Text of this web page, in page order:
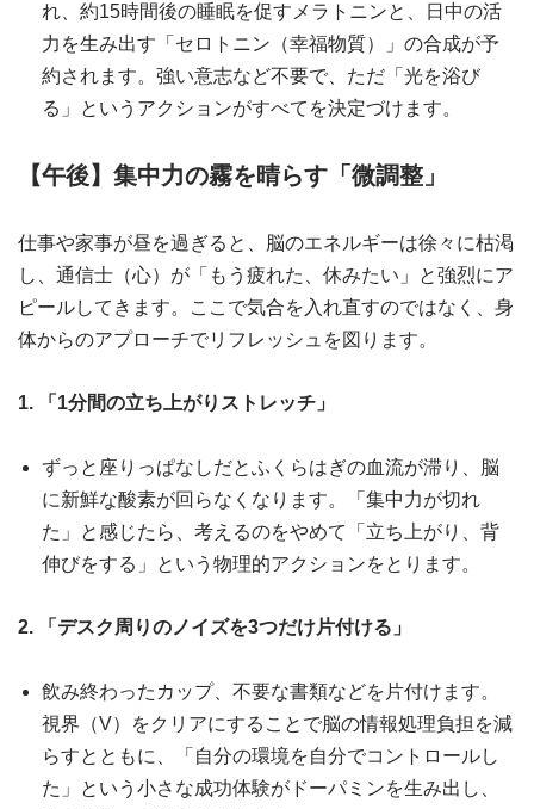
れ、約15時間後の睡眠を促すメラトニンと、日中の活
力を生み出す「セロトニン（幸福物質）」の合成が予
約されます。強い意志など不要で、ただ「光を浴び
る」というアクションがすべてを決定づけます。
【午後】集中力の霧を晴らす「微調整」
仕事や家事が昼を過ぎると、脳のエネルギーは徐々に枯渇
し、通信士（心）が「もう疲れた、休みたい」と強烈にア
ピールしてきます。ここで気合を入れ直すのではなく、身
体からのアプローチでリフレッシュを図ります。
1. 「1分間の立ち上がりストレッチ」
ずっと座りっぱなしだとふくらはぎの血流が滞り、脳
に新鮮な酸素が回らなくなります。「集中力が切れ
た」と感じたら、考えるのをやめて「立ち上がり、背
伸びをする」という物理的アクションをとります。
2. 「デスク周りのノイズを3つだけ片付ける」
飲み終わったカップ、不要な書類などを片付けます。
視界（V）をクリアにすることで脳の情報処理負担を減
らすとともに、「自分の環境を自分でコントロールし
た」という小さな成功体験がドーパミンを生み出し、